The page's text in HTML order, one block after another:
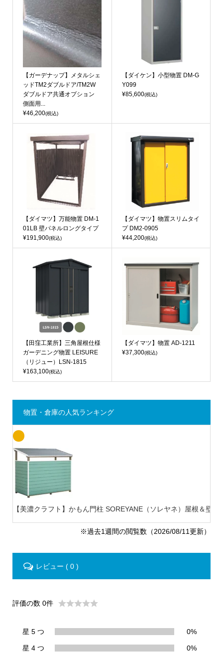
【ガーデナップ】メタルシェ
ッドTM2ダブルドア/TM2W
ダブルドア共通オプション
側面用...
¥46,200(税込)
【ダイケン】小型物置 DM-G
Y099
¥85,600(税込)
【ダイマツ】万能物置 DM-1
01LB 壁パネルロングタイプ
¥191,900(税込)
【ダイマツ】物置スリムタイ
プ DM2-0905
¥44,200(税込)
【田窪工業所】三角屋根仕様
ガーデニング物置 LEISURE
（リジュー）LSN-1815
¥163,100(税込)
【ダイマツ】物置 AD-1211
¥37,300(税込)
物置・倉庫の人気ランキング
【美濃クラフト】かもん門柱 SOREYANE（ソレヤネ）屋根＆壁セ
※過去1週間の閲覧数（2026/08/11更新）
レビュー ( 0 )
評価の数 0件
星 5 つ 0%
星 4 つ 0%